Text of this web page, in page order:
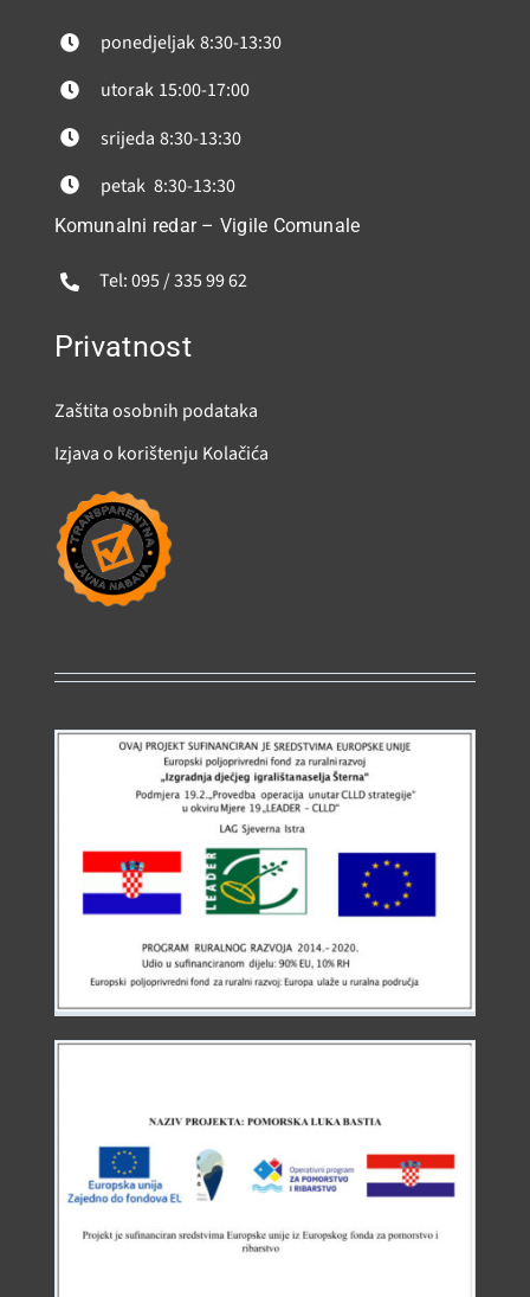
ponedjeljak8:30-13:30
utorak 15:00-17:00
srijeda 8:30-13:30
petak 8:30-13:30
Komunalni redar – Vigile Comunale
Tel: 095 / 335 99 62
Privatnost
Zaštita osobnih podataka
Izjava o korištenju Kolačića